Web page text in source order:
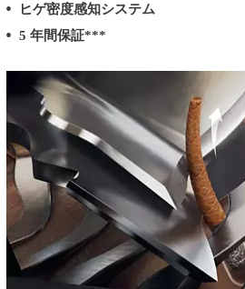
ヒゲ密度感知システム
5 年間保証***